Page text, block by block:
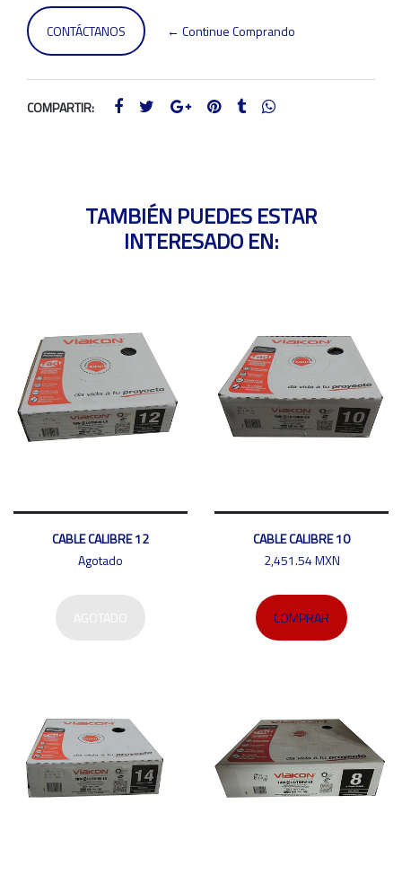
CONTÁCTANOS ← Continue Comprando
COMPARTIR:
TAMBIÉN PUEDES ESTAR
INTERESADO EN:
CABLE CALIBRE 12
Agotado
CABLE CALIBRE 10
2,451.54 MXN
COMPRAR